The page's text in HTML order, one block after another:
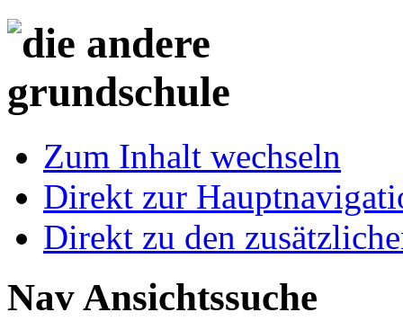
Zum Inhalt wechseln
Direkt zur
Direkt zu den
Nav Ansichtssuche